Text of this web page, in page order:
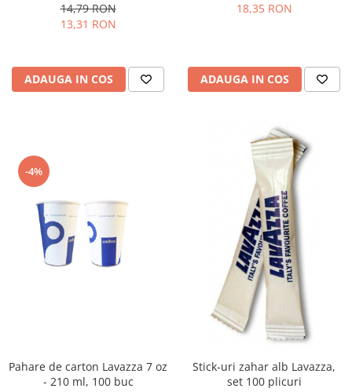
14,79 RON
13,31 RON
ADAUGA IN COS
18,35 RON
ADAUGA IN COS
-4%
Pahare de carton Lavazza 7 oz
- 210 ml, 100 buc
Stick-uri zahar alb Lavazza,
set 100 plicuri